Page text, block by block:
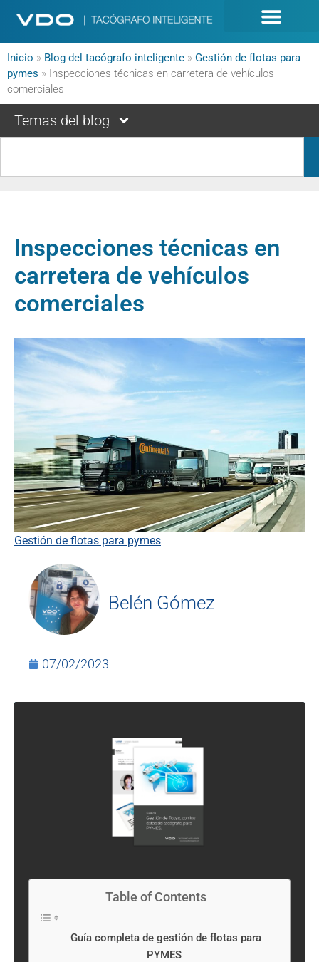
Inicio » Blog del tacógrafo inteligente » Gestión de flotas para
pymes » Inspecciones técnicas en carretera de vehículos
comerciales
Temas del blog
Inspecciones técnicas en
carretera de vehículos
comerciales
Gestión de flotas para pymes
Belén Gómez
07/02/2023
Table of Contents
Guía completa de gestión de flotas para
PYMES